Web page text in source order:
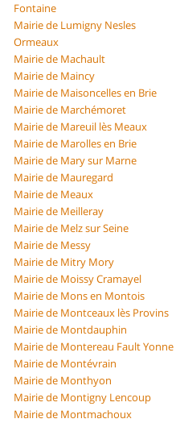
Fontaine
Mairie de Lumigny Nesles
Ormeaux
Mairie de Machault
Mairie de Maincy
Mairie de Maisoncelles en Brie
Mairie de Marchémoret
Mairie de Mareuil lès Meaux
Mairie de Marolles en Brie
Mairie de Mary sur Marne
Mairie de Mauregard
Mairie de Meaux
Mairie de Meilleray
Mairie de Melz sur Seine
Mairie de Messy
Mairie de Mitry Mory
Mairie de Moissy Cramayel
Mairie de Mons en Montois
Mairie de Montceaux lès Provins
Mairie de Montdauphin
Mairie de Montereau Fault Yonne
Mairie de Montévrain
Mairie de Monthyon
Mairie de Montigny Lencoup
Mairie de Montmachoux